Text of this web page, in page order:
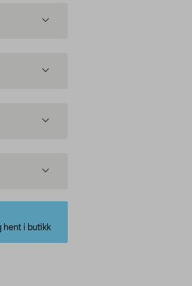
hent i butikk